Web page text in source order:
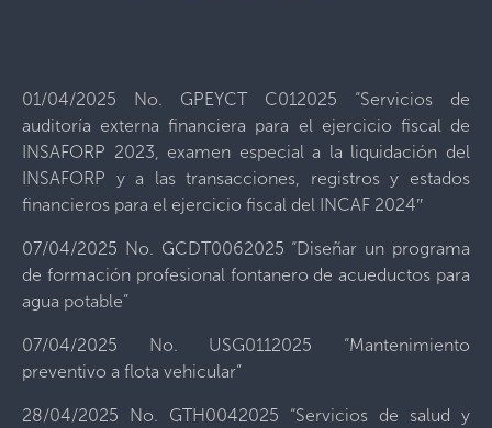
01/04/2025 No. GPEYCT C012025 “Servicios de
auditoría externa financiera para el ejercicio fiscal de
INSAFORP 2023, examen especial a la liquidación del
INSAFORP y a las transacciones, registros y estados
financieros para el ejercicio fiscal del INCAF 2024″
07/04/2025 No. GCDT0062025 “Diseñar un programa
de formación profesional fontanero de acueductos para
agua potable”
07/04/2025 No. USG0112025 “Mantenimiento
preventivo a flota vehicular”
28/04/2025 No. GTH0042025 “Servicios de salud y